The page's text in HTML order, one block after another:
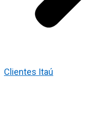
Clientes Itaú